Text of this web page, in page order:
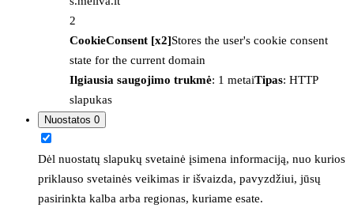
2
CookieConsent [x2]Stores the user's cookie consent
state for the current domain
Ilgiausia saugojimo trukmė: 1 metaiTipas: HTTP
slapukas
Nuostatos 0
Dėl nuostatų slapukų svetainė įsimena informaciją, nuo kurios
priklauso svetainės veikimas ir išvaizda, pavyzdžiui, jūsų
pasirinkta kalba arba regionas, kuriame esate.